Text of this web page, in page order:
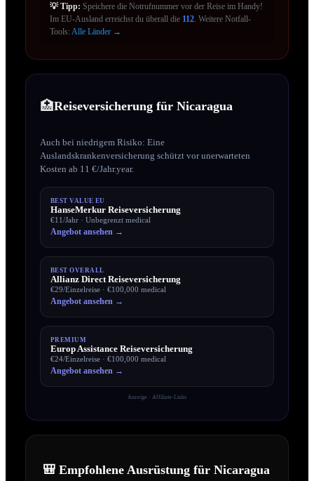
💡 Tipp: Speichere die Notrufnummer vor der Reise im Handy!
Im EU-Ausland erreichst du überall die 112. Weitere Notfall-
Tools: Alle Länder →
🏥Reiseversicherung für Nicaragua
Auch bei niedrigem Risiko: Eine
Auslandskrankenversicherung schützt vor unerwarteten
Kosten ab 11 €/Jahr.year.
BEST VALUE EU
HanseMerkur Reiseversicherung
€11/Jahr · Unbegrenzt medical
Angebot ansehen →
BEST OVERALL
Allianz Direct Reiseversicherung
€29/Einzelreise · €100,000 medical
Angebot ansehen →
PREMIUM
Europ Assistance Reiseversicherung
€24/Einzelreise · €100,000 medical
Angebot ansehen →
Anzeige · Affiliate-Links
🎒 Empfohlene Ausrüstung für Nicaragua